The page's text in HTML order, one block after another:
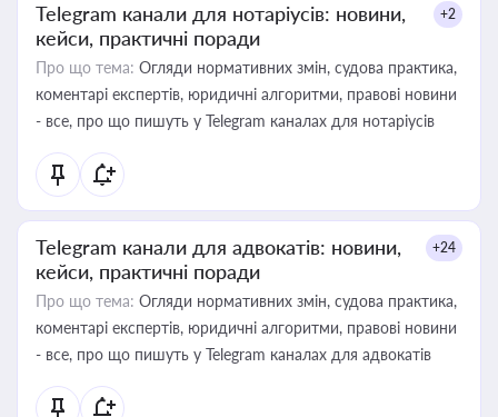
Telegram канали для нотаріусів: новини,
кейси, практичні поради
+2
Про що тема: Огляди нормативних змін, судова практика,
коментарі експертів, юридичні алгоритми, правові новини
- все, про що пишуть у Telegram каналах для нотаріусів
Telegram канали для адвокатів: новини,
кейси, практичні поради
+24
Про що тема: Огляди нормативних змін, судова практика,
коментарі експертів, юридичні алгоритми, правові новини
- все, про що пишуть у Telegram каналах для адвокатів